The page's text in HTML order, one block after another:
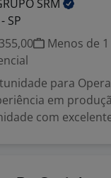
SRM
SP
Menos de
para
em
com